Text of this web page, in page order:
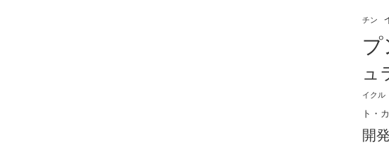
チン
プ
ュ
イクル
ト・
開発